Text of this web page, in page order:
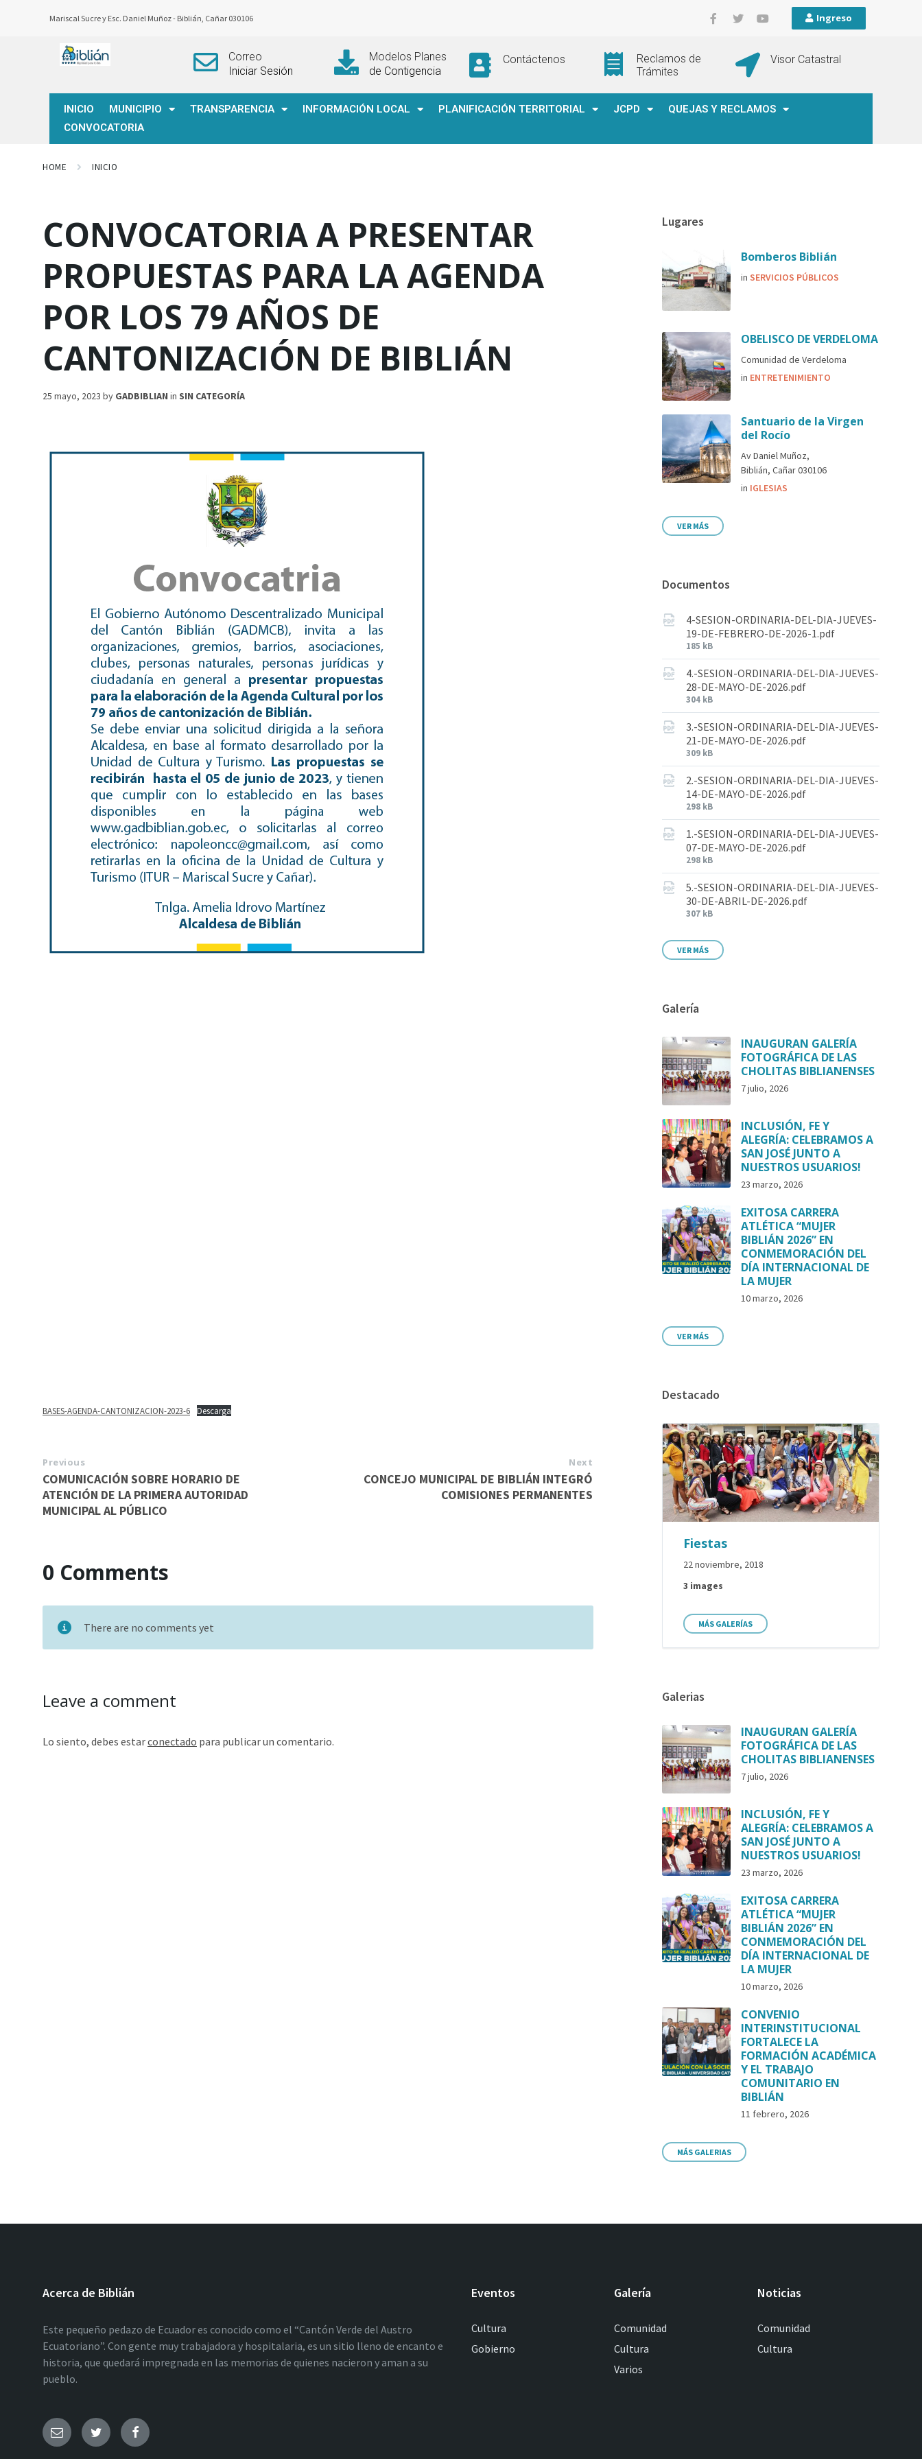
Mariscal Sucre y Esc. Daniel Muñoz - Biblián, Cañar 030106 Ingreso
Correo
Iniciar Sesión
Modelos Planes
de Contigencia
Contáctenos
Reclamos de
Trámites
Visor Catastral
INICIO MUNICIPIO TRANSPARENCIA INFORMACIÓN LOCAL PLANIFICACIÓN TERRITORIAL JCPD
QUEJAS Y RECLAMOS
CONVOCATORIA
HOME INICIO
CONVOCATORIA A PRESENTAR
PROPUESTAS PARA LA AGENDA
POR LOS 79 AÑOS DE
CANTONIZACIÓN DE BIBLIÁN
25 mayo, 2023 by GADBIBLIAN in SIN CATEGORÍA
BASES-AGENDA-CANTONIZACION-2023-6 Descarga
Previous
COMUNICACIÓN SOBRE HORARIO DE
ATENCIÓN DE LA PRIMERA AUTORIDAD
MUNICIPAL AL PÚBLICO
Next
CONCEJO MUNICIPAL DE BIBLIÁN INTEGRÓ
COMISIONES PERMANENTES
0 Comments
There are no comments yet
Leave a comment
Lo siento, debes estarconectado para publicar un comentario.
Lugares
Bomberos Biblián
inSERVICIOS PÚBLICOS
OBELISCO DE VERDELOMA
Comunidad de Verdeloma
in ENTRETENIMIENTO
Santuario de la Virgen
del Rocío
Av Daniel Muñoz,
Biblián, Cañar 030106
in IGLESIAS
VER MÁS
Documentos
4-SESION-ORDINARIA-DEL-DIA-JUEVES-
19-DE-FEBRERO-DE-2026-1.pdf
185 kB
4.-SESION-ORDINARIA-DEL-DIA-JUEVES-
28-DE-MAYO-DE-2026.pdf
304 kB
3.-SESION-ORDINARIA-DEL-DIA-JUEVES-
21-DE-MAYO-DE-2026.pdf
309 kB
2.-SESION-ORDINARIA-DEL-DIA-JUEVES-
14-DE-MAYO-DE-2026.pdf
298 kB
1.-SESION-ORDINARIA-DEL-DIA-JUEVES-
07-DE-MAYO-DE-2026.pdf
298 kB
5.-SESION-ORDINARIA-DEL-DIA-JUEVES-
30-DE-ABRIL-DE-2026.pdf
307 kB
VER MÁS
Galería
INAUGURAN GALERÍA
FOTOGRÁFICA DE LAS
CHOLITAS BIBLIANENSES
7 julio, 2026
INCLUSIÓN, FE Y
ALEGRÍA: CELEBRAMOS A
SAN JOSÉ JUNTO A
NUESTROS USUARIOS!
23 marzo, 2026
EXITOSA CARRERA
ATLÉTICA “MUJER
BIBLIÁN 2026” EN
CONMEMORACIÓN DEL
DÍA INTERNACIONAL DE
LA MUJER
10 marzo, 2026
VER MÁS
Destacado
Fiestas
22 noviembre, 2018
3 images
MÁS GALERÍAS
Galerias
INAUGURAN GALERÍA
FOTOGRÁFICA DE LAS
CHOLITAS BIBLIANENSES
7 julio, 2026
INCLUSIÓN, FE Y
ALEGRÍA: CELEBRAMOS A
SAN JOSÉ JUNTO A
NUESTROS USUARIOS!
23 marzo, 2026
EXITOSA CARRERA
ATLÉTICA “MUJER
BIBLIÁN 2026” EN
CONMEMORACIÓN DEL
DÍA INTERNACIONAL DE
LA MUJER
10 marzo, 2026
CONVENIO
INTERINSTITUCIONAL
FORTALECE LA
FORMACIÓN ACADÉMICA
Y EL TRABAJO
COMUNITARIO EN
BIBLIÁN
11 febrero, 2026
MÁS GALERIAS
Acerca de Biblián
Este pequeño pedazo de Ecuador es conocido como el “Cantón Verde del Austro
Ecuatoriano”. Con gente muy trabajadora y hospitalaria, es un sitio lleno de encanto e
historia, que quedará impregnada en las memorias de quienes nacieron y aman a su
pueblo.
Eventos
Cultura
Gobierno
Galería
Comunidad
Cultura
Varios
Noticias
Comunidad
Cultura